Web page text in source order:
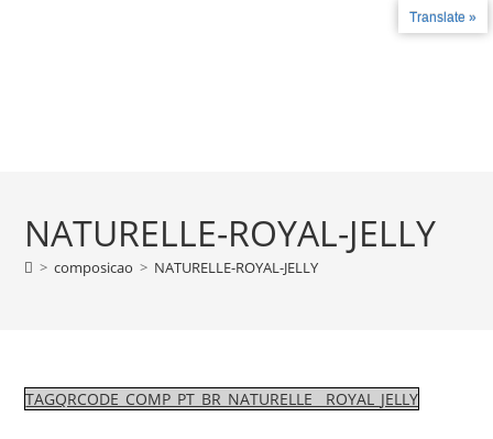
NATURELLE-ROYAL-JELLY
> composicao > NATURELLE-ROYAL-JELLY
TAGQRCODE_COMP_PT_BR_NATURELLE__ROYAL_JELLY
Translate »